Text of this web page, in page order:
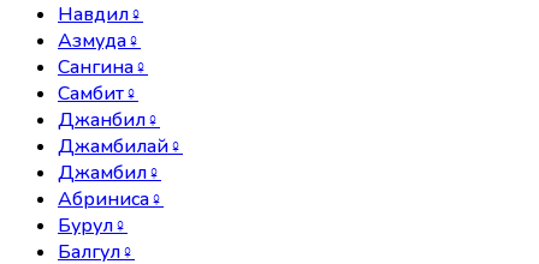
Навдил♀
Азмуда♀
Сангина♀
Самбит♀
Джанбил♀
Джамбилай♀
Джамбил♀
Абриниса♀
Бурул♀
Балгул♀